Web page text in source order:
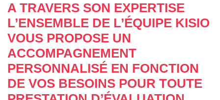
A TRAVERS SON EXPERTISE
L’ENSEMBLE DE L’ÉQUIPE KISIO
VOUS PROPOSE UN
ACCOMPAGNEMENT
PERSONNALISÉ EN FONCTION
DE VOS BESOINS POUR TOUTE